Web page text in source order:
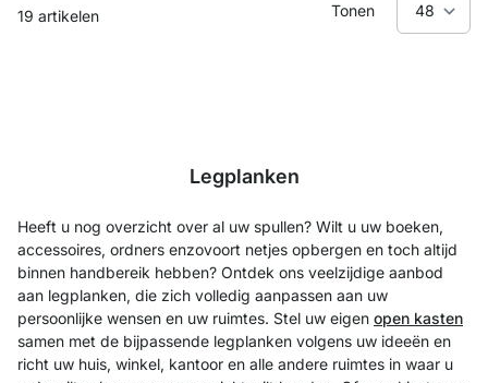
19 artikelen Tonen
Legplanken
Heeft u nog overzicht over al uw spullen? Wilt u uw boeken,
accessoires, ordners enzovoort netjes opbergen en toch altijd
binnen handbereik hebben? Ontdek ons veelzijdige aanbod
aan legplanken, die zich volledig aanpassen aan uw
persoonlijke wensen en uw ruimtes. Stel uw eigen open kasten
samen met de bijpassende legplanken volgens uw ideeën en
richt uw huis, winkel, kantoor en alle andere ruimtes in waar u